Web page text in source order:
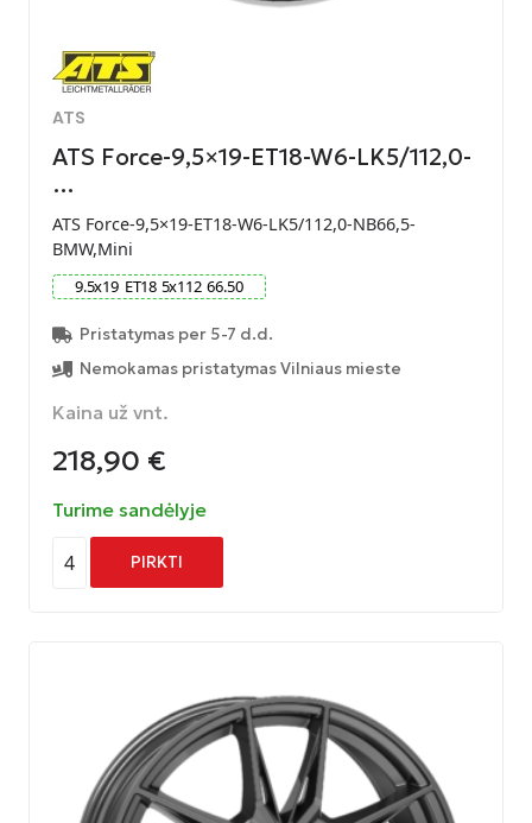
ATS
ATS Force-9,5×19-ET18-W6-LK5/112,0-
…
ATS Force-9,5×19-ET18-W6-LK5/112,0-NB66,5-
BMW,Mini
9.5x19 ET18 5x112 66.50
Pristatymas per 5-7 d.d.
Nemokamas pristatymas Vilniaus mieste
Kaina už vnt.
218,90 €
Turime sandėlyje
4 PIRKTI